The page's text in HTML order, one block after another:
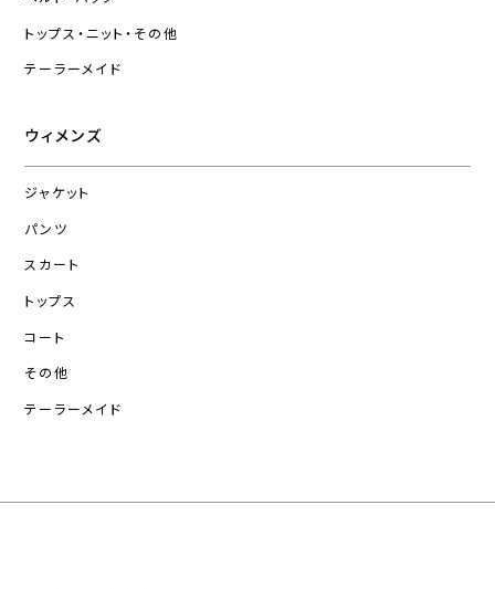
トップス・ニット・その他
テーラーメイド
ウィメンズ
ジャケット
パンツ
スカート
トップス
コート
その他
テーラーメイド